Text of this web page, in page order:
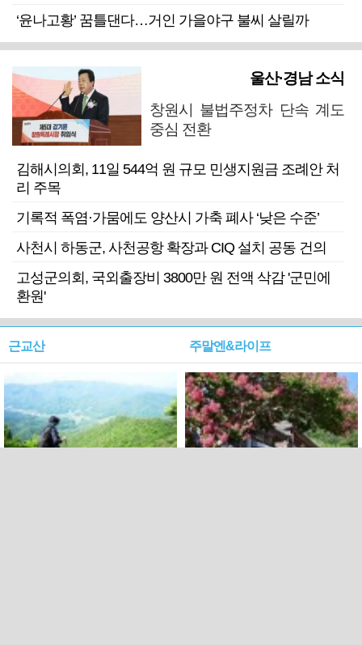
‘윤나고황’ 꿈틀댄다…거인 가을야구 불씨 살릴까
울산·경남 소식
창원시 불법주정차 단속 계도
중심 전환
김해시의회, 11일 544억 원 규모 민생지원금 조례안 처
리 주목
기록적 폭염·가뭄에도 양산시 가축 폐사 ‘낮은 수준’
사천시 하동군, 사천공항 확장과 CIQ 설치 공동 건의
고성군의회, 국외출장비 3800만 원 전액 삭감 '군민에
환원'
근교산 주말엔&라이프